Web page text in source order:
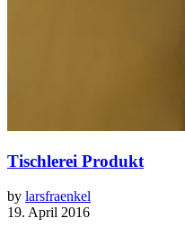
Tischlerei Produkt
by larsfraenkel
19. April 2016